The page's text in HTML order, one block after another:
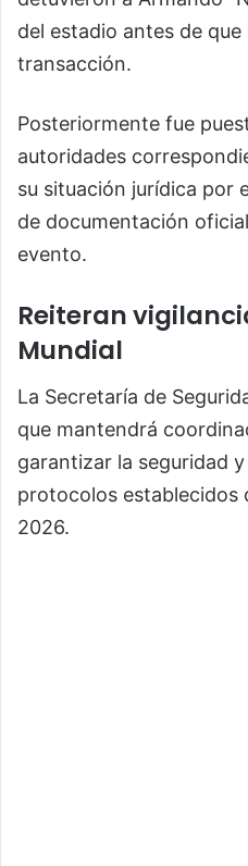
del estadio antes de
transacción.
Posteriormente fue
autoridades
su situación jurídica por
de documentación
evento.
Reiteran
Mundial
La Secretaría de
que mantendrá
garantizar la seguridad
protocolos establecidos
2026.